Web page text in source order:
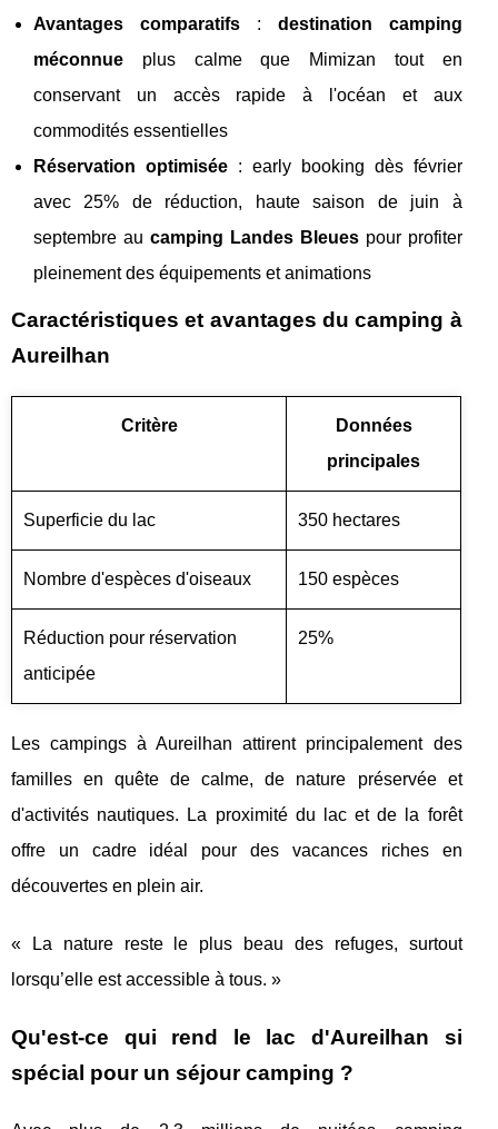
Avantages comparatifs: destination camping
méconnue plus calme que Mimizan tout en
conservant un accès rapide à l'océan et aux
commodités essentielles
Réservation optimisée: early booking dès février
avec 25% de réduction, haute saison de juin à
septembre au camping Landes Bleuespour profiter
pleinement des équipements et animations
Caractéristiques et avantages du camping à
Aureilhan
Critère
Données
principales
Superficie du lac 350 hectares
Nombre d'espèces d'oiseaux 150 espèces
Réduction pour réservation
anticipée
25%
Les campings à Aureilhan attirent principalement des
familles en quête de calme, de nature préservée et
d'activités nautiques. La proximité du lac et de la forêt
offre un cadre idéal pour des vacances riches en
découvertes en plein air.
« La nature reste le plus beau des refuges, surtout
lorsqu’elle est accessible à tous. »
Qu'est-ce qui rend le lac d'Aureilhan si
spécial pour un séjour camping ?